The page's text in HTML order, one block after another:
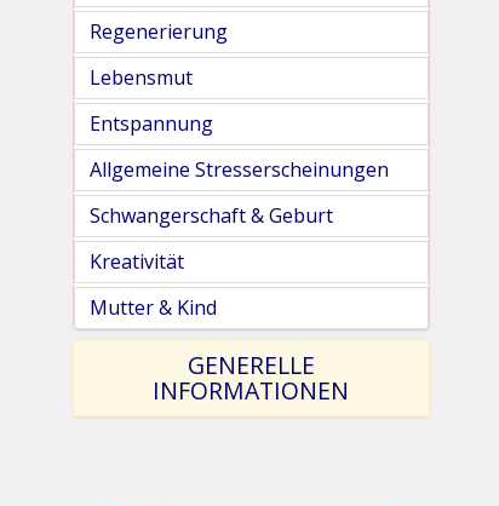
Regenerierung
Lebensmut
Entspannung
Allgemeine Stresserscheinungen
Schwangerschaft & Geburt
Kreativität
Mutter & Kind
GENERELLE
INFORMATIONEN